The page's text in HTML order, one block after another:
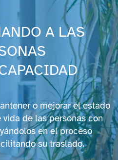
A LAS
o mejorar el estado
de las personas con
en el proceso
su traslado.